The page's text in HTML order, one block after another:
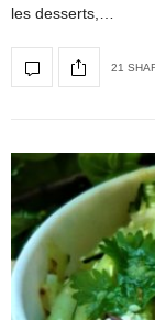
les desserts,…
21